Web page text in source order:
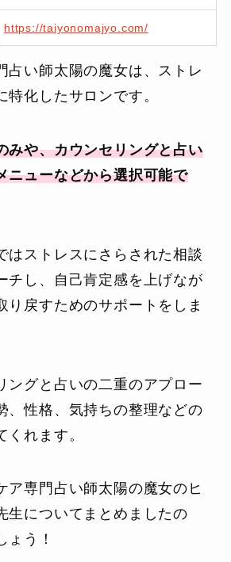
https://taiyonomajyo.com/
占い師太陽の魔女は、ストレ
特化したサロンです。
みや、カウンセリングと占い
ニューなどから選択可能で
はストレスにさらされた相談
チし、自己肯定感を上げなが
り戻すためのサポートをしま
ングと占いの二重のアプロー
、性格、気持ちの整理などの
くれます。
ア専門占い師太陽の魔女のヒ
生についてまとめましたの
ょう！